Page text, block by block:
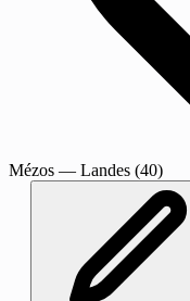
Mézos — Landes (40)